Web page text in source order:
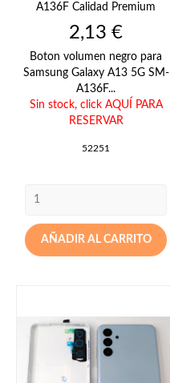
A136F Calidad Premium
Precio
2,13 €
Boton volumen negro para
Samsung Galaxy A13 5G SM-
A136F...
Sin stock, click AQUÍ PARA
RESERVAR
52251
AÑADIR AL CARRITO